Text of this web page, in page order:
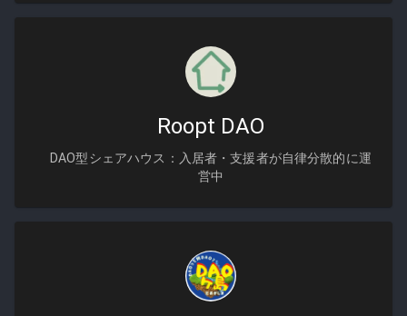
Roopt DAO
DAO型シェアハウス：入居者・支援者が自律分散的に運
営中